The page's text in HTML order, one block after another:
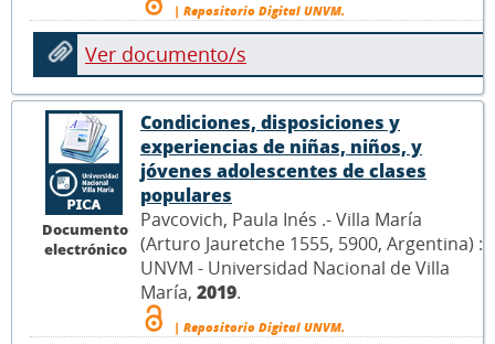
| Repositorio Digital UNVM.
Ver documento/s
Documento
electrónico
Condiciones, disposiciones y
experiencias de niñas, niños, y
jóvenes adolescentes de clases
populares
Pavcovich, Paula Inés .- Villa María
(Arturo Jauretche 1555, 5900, Argentina) :
UNVM - Universidad Nacional de Villa
María, 2019.
| Repositorio Digital UNVM.